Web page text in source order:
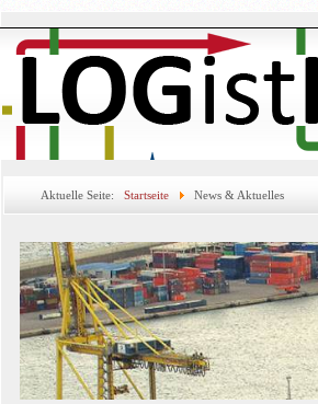
Aktuelle Seite: Startseite News & Aktuelles